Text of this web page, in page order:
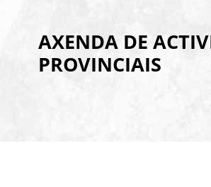
AXENDA DE
PROVINCIAIS